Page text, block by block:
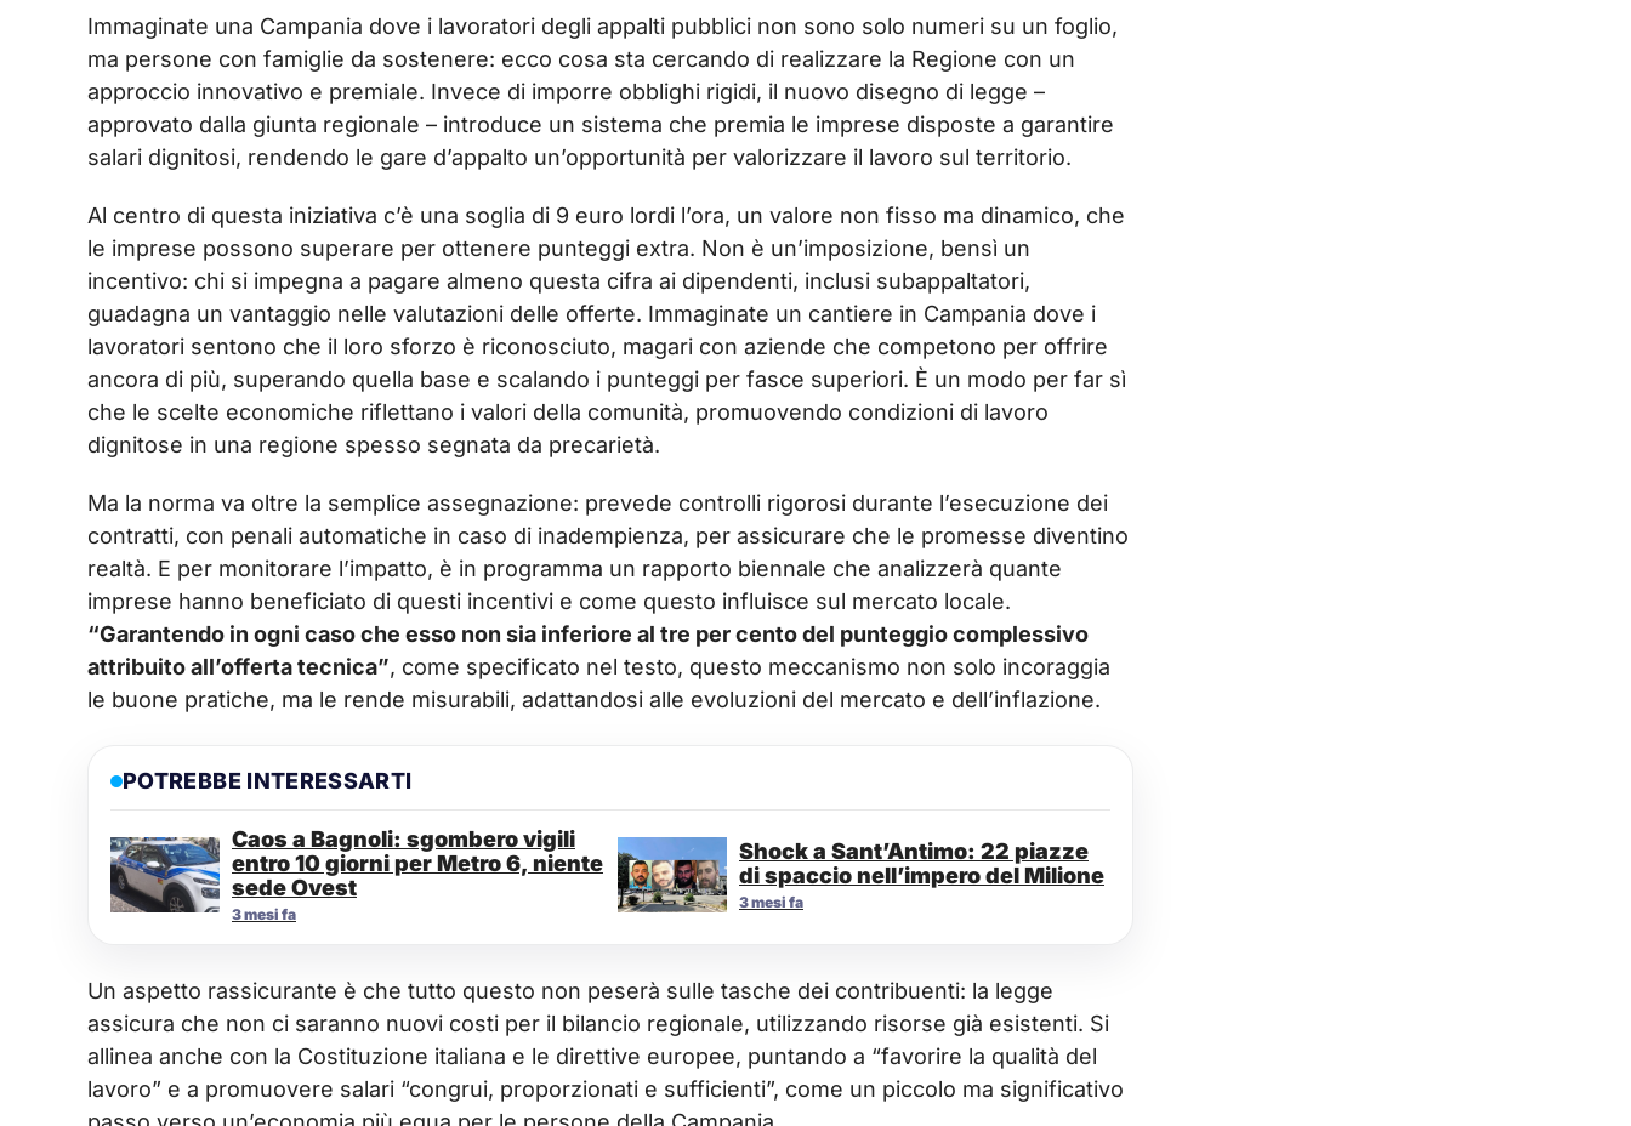
Immaginate una Campania dove i lavoratori degli appalti pubblici non sono solo numeri su un foglio,
ma persone con famiglie da sostenere: ecco cosa sta cercando di realizzare la Regione con un
approccio innovativo e premiale. Invece di imporre obblighi rigidi, il nuovo disegno di legge –
approvato dalla giunta regionale – introduce un sistema che premia le imprese disposte a garantire
salari dignitosi, rendendo le gare d’appalto un’opportunità per valorizzare il lavoro sul territorio.
Al centro di questa iniziativa c’è una soglia di 9 euro lordi l’ora, un valore non fisso ma dinamico, che
le imprese possono superare per ottenere punteggi extra. Non è un’imposizione, bensì un
incentivo: chi si impegna a pagare almeno questa cifra ai dipendenti, inclusi subappaltatori,
guadagna un vantaggio nelle valutazioni delle offerte. Immaginate un cantiere in Campania dove i
lavoratori sentono che il loro sforzo è riconosciuto, magari con aziende che competono per offrire
ancora di più, superando quella base e scalando i punteggi per fasce superiori. È un modo per far sì
che le scelte economiche riflettano i valori della comunità, promuovendo condizioni di lavoro
dignitose in una regione spesso segnata da precarietà.
Ma la norma va oltre la semplice assegnazione: prevede controlli rigorosi durante l’esecuzione dei
contratti, con penali automatiche in caso di inadempienza, per assicurare che le promesse diventino
realtà. E per monitorare l’impatto, è in programma un rapporto biennale che analizzerà quante
imprese hanno beneficiato di questi incentivi e come questo influisce sul mercato locale.
“Garantendo in ogni caso che esso non sia inferiore al tre per cento del punteggio complessivo
attribuito all’offerta tecnica”, come specificato nel testo, questo meccanismo non solo incoraggia
le buone pratiche, ma le rende misurabili, adattandosi alle evoluzioni del mercato e dell’inflazione.
POTREBBE INTERESSARTI
Caos a Bagnoli: sgombero vigili
entro 10 giorni per Metro 6, niente
sede Ovest
3 mesi fa
Shock a Sant’Antimo: 22 piazze
di spaccio nell’impero del Milione
3 mesi fa
Un aspetto rassicurante è che tutto questo non peserà sulle tasche dei contribuenti: la legge
assicura che non ci saranno nuovi costi per il bilancio regionale, utilizzando risorse già esistenti. Si
allinea anche con la Costituzione italiana e le direttive europee, puntando a “favorire la qualità del
lavoro” e a promuovere salari “congrui, proporzionati e sufficienti”, come un piccolo ma significativo